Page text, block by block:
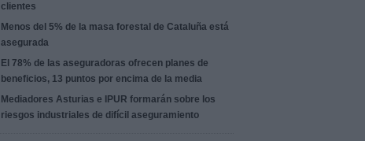
clientes
Menos del 5% de la masa forestal de Cataluña está
asegurada
El 78% de las aseguradoras ofrecen planes de
beneficios, 13 puntos por encima de la media
Mediadores Asturias e IPUR formarán sobre los
riesgos industriales de difícil aseguramiento